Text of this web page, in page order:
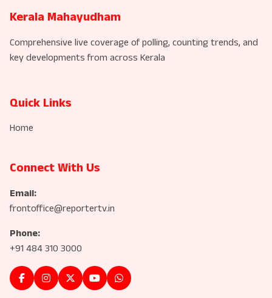
Kerala Mahayudham
Comprehensive live coverage of polling, counting trends, and
key developments from across Kerala
Quick Links
Home
Connect With Us
Email:
frontoffice@reportertv.in
Phone:
+91 484 310 3000